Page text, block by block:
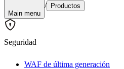
Main menu
/ Productos
Seguridad
WAF de última generación